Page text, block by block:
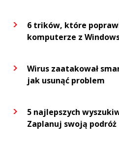
6 trików, które
komputerze z
Wirus zaatakował
jak usunąć problem
5 najlepszych
Zaplanuj swoją podróż